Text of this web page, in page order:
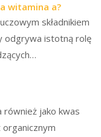
witamina a?
składnikiem
odgrywa istotną rolę
również jako kwas